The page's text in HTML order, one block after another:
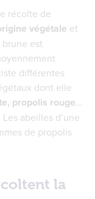
récolte de
végétale et
est
différentes
dont elle
propolis rouge…
abeilles d’une
de propolis
la